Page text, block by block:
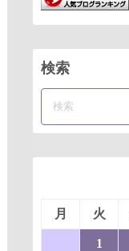
検索
月
火
1